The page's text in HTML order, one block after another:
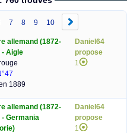
7 8 9 10
allemand (1872-
- Aigle
1889
Daniel64
propose
1
allemand (1872-
- Germania
Daniel64
propose
1